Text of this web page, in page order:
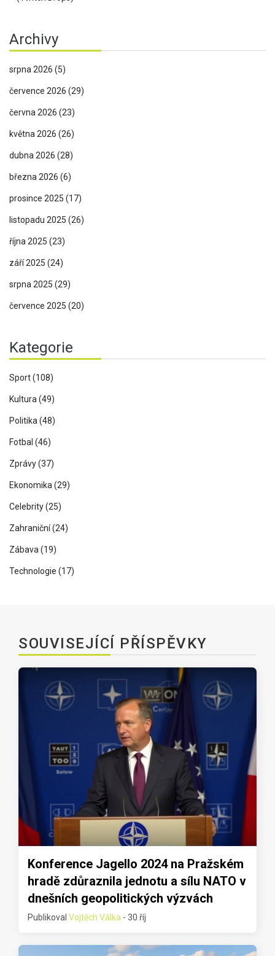
Archivy
srpna 2026 (5)
července 2026 (29)
června 2026 (23)
května 2026 (26)
dubna 2026 (28)
března 2026 (6)
prosince 2025 (17)
listopadu 2025 (26)
října 2025 (23)
září 2025 (24)
srpna 2025 (29)
července 2025 (20)
Kategorie
Sport(108)
Kultura(49)
Politika(48)
Fotbal (46)
Zprávy(37)
Ekonomika(29)
Celebrity(25)
Zahraniční(24)
Zábava(19)
Technologie (17)
SOUVISEJÍCÍ PŘÍSPĚVKY
Konference Jagello 2024 na Pražském
hradě zdůraznila jednotu a sílu NATO v
dnešních geopolitických výzvách
Publikoval Vojtěch Válka - 30 říj